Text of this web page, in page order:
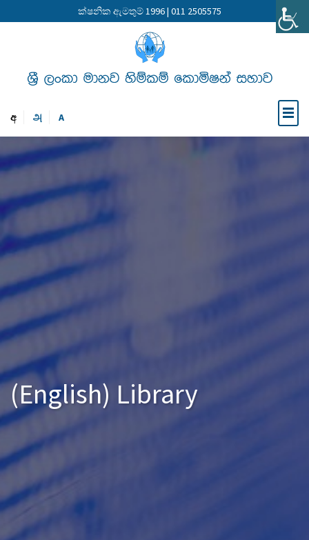
ක්ෂනික ඇමතුම් 1996 | 011 2505575
අ அ A
(English) Library